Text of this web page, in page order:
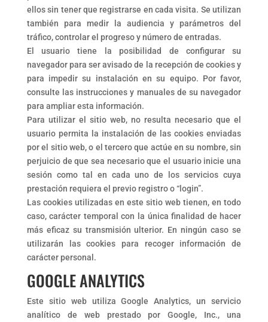
ellos sin tener que registrarse en cada visita. Se utilizan
también para medir la audiencia y parámetros del
tráfico, controlar el progreso y número de entradas.
El usuario tiene la posibilidad de configurar su
navegador para ser avisado de la recepción de cookies y
para impedir su instalación en su equipo. Por favor,
consulte las instrucciones y manuales de su navegador
para ampliar esta información.
Para utilizar el sitio web, no resulta necesario que el
usuario permita la instalación de las cookies enviadas
por el sitio web, o el tercero que actúe en su nombre, sin
perjuicio de que sea necesario que el usuario inicie una
sesión como tal en cada uno de los servicios cuya
prestación requiera el previo registro o “login”.
Las cookies utilizadas en este sitio web tienen, en todo
caso, carácter temporal con la única finalidad de hacer
más eficaz su transmisión ulterior. En ningún caso se
utilizarán las cookies para recoger información de
carácter personal.
GOOGLE ANALYTICS
Este sitio web utiliza Google Analytics, un servicio
analítico de web prestado por Google, Inc., una